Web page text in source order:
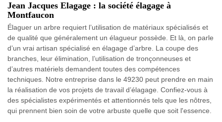
Jean Jacques Elagage : la société élagage à
Montfaucon
Élaguer un arbre requiert l’utilisation de matériaux spécialisés et
de qualité que généralement un élagueur possède. Et là, on parle
d’un vrai artisan spécialisé en élagage d’arbre. La coupe des
branches, leur élimination, l’utilisation de tronçonneuses et
d’autres matériels demandent toutes des compétences
techniques. Notre entreprise dans le 49230 peut prendre en main
la réalisation de vos projets de travail d’élagage. Confiez-vous à
des spécialistes expérimentés et attentionnés tels que les nôtres,
qui prennent bien soin de votre arbuste quelle que soit l'essence.